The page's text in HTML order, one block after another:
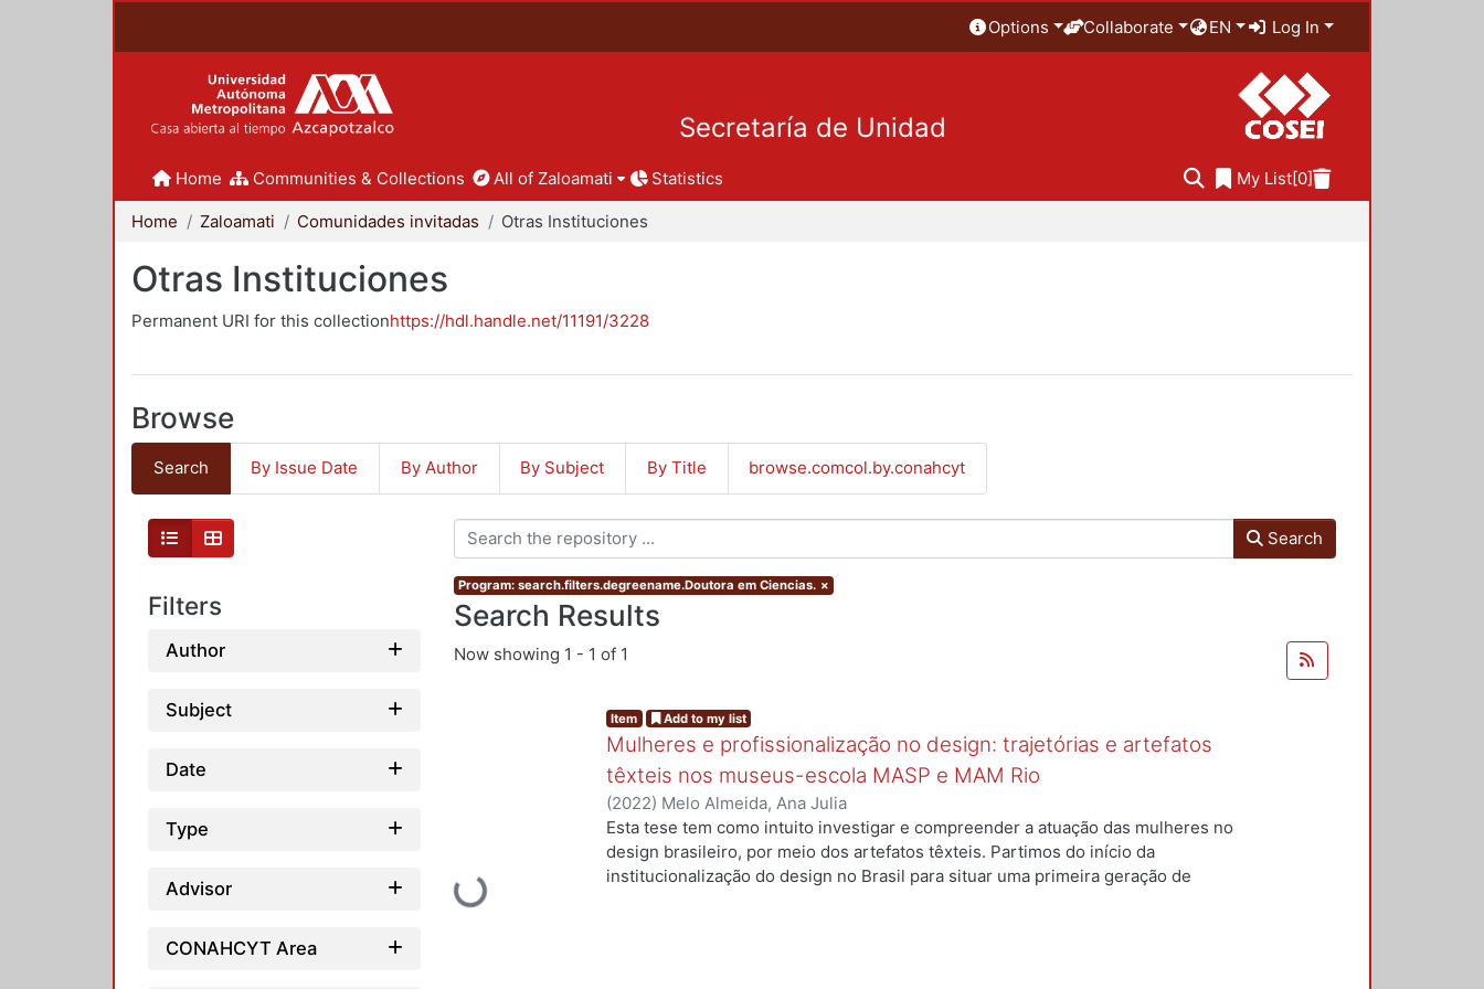
Options Collaborate EN Log In
Secretaría de Unidad
Home Communities & Collections All of Zaloamati Statistics My List[0]
Home Zaloamati Comunidades invitadas Otras Instituciones
Otras Instituciones
Permanent URI for this collectionhttps://hdl.handle.net/11191/3228
Browse
Search By Issue Date By Author By Subject By Title browse.comcol.by.conahcyt
Filters
Author
Subject
Date
Type
Advisor
CONAHCYT Area
Search
Program: search.filters.degreename.Doutora em Ciencias. ×
Search Results
Now showing 1 - 1 of 1
Loading...
Item Add to my list
Mulheres e profissionalização no design: trajetórias e artefatos
têxteis nos museus-escola MASP e MAM Rio
(2022) Melo Almeida, Ana Julia
Esta tese tem como intuito investigar e compreender a atuação das mulheres no
design brasileiro, por meio dos artefatos têxteis. Partimos do início da
institucionalização do design no Brasil para situar uma primeira geração de